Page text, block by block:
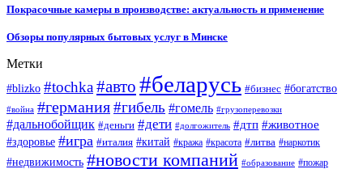
Покрасочные камеры в производстве: актуальность и применение
Обзоры популярных бытовых услуг в Минске
Метки
#blizko #tochka#авто #беларусь #бизнес #богатство
#война #германия#гибель #гомель #грузоперевозки
#дальнобойщик #деньги #дети #долгожитель #дтп #животное
#здоровье #игра #италия #китай #кража #красота #литва #наркотик
#недвижимость #новости компаний #образование #пожар